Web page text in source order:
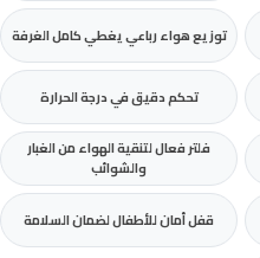
توزيع هواء رباعي يغطي كامل الغرفة
تحكم دقيق في درجة الحرارة
فلتر فعال لتنقية الهواء من الغبار
والشوائب
قفل أمان للأطفال لضمان السلامة